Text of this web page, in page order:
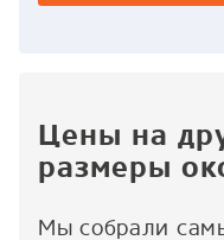
Цены на
размеры
Мы собрали